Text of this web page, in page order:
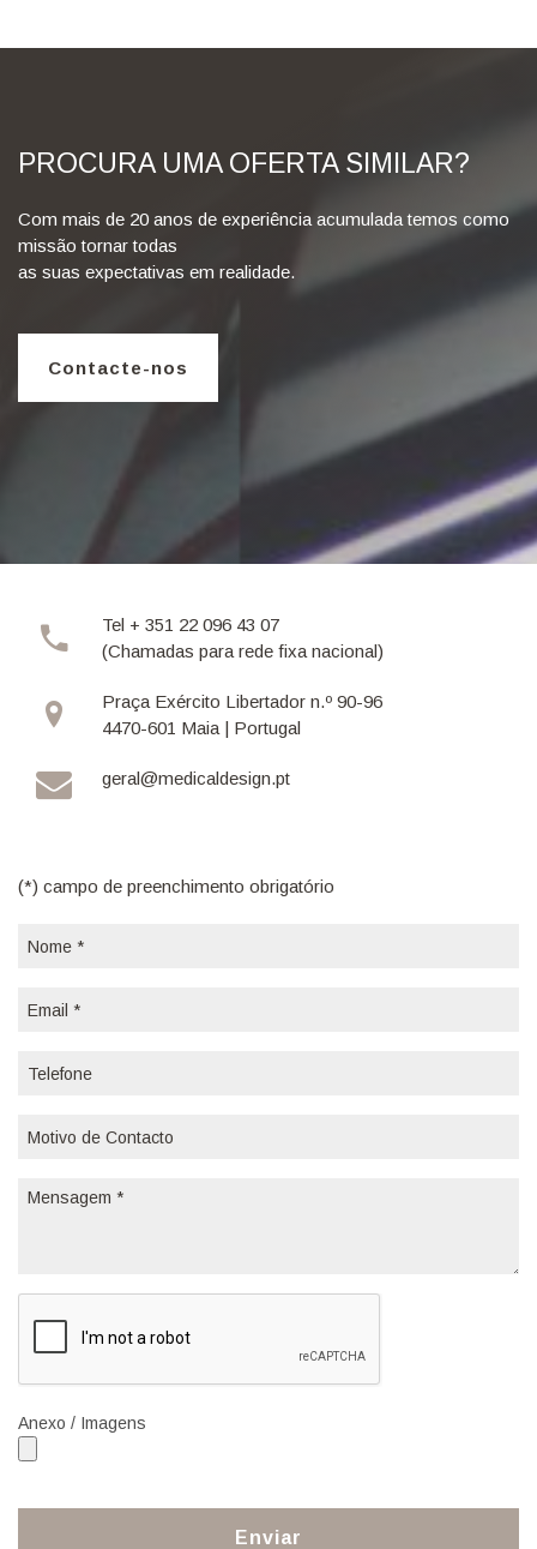
PROCURA UMA OFERTA SIMILAR?
Com mais de 20 anos de experiência acumulada temos como
missão tornar todas
as suas expectativas em realidade.
Contacte-nos
Tel + 351 22 096 43 07
(Chamadas para rede fixa nacional)
Praça Exército Libertador n.º 90-96
4470-601 Maia | Portugal
geral@medicaldesign.pt
(*) campo de preenchimento obrigatório
Anexo / Imagens
Enviar